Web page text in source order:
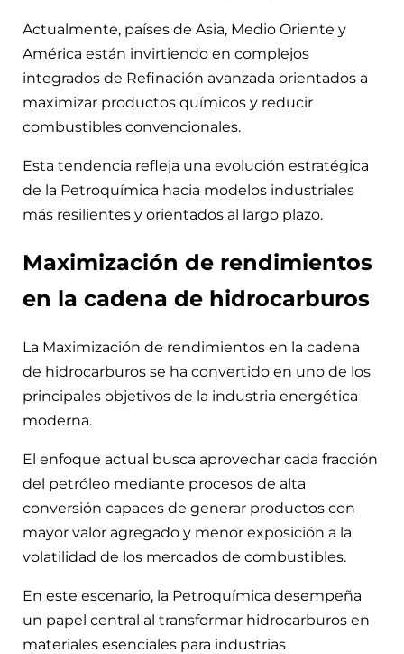
Actualmente, países de Asia, Medio Oriente y
América están invirtiendo en complejos
integrados de Refinación avanzada orientados a
maximizar productos químicos y reducir
combustibles convencionales.
Esta tendencia refleja una evolución estratégica
de la Petroquímica hacia modelos industriales
más resilientes y orientados al largo plazo.
Maximización de rendimientos
en la cadena de hidrocarburos
La Maximización de rendimientos en la cadena
de hidrocarburos se ha convertido en uno de los
principales objetivos de la industria energética
moderna.
El enfoque actual busca aprovechar cada fracción
del petróleo mediante procesos de alta
conversión capaces de generar productos con
mayor valor agregado y menor exposición a la
volatilidad de los mercados de combustibles.
En este escenario, la Petroquímica desempeña
un papel central al transformar hidrocarburos en
materiales esenciales para industrias